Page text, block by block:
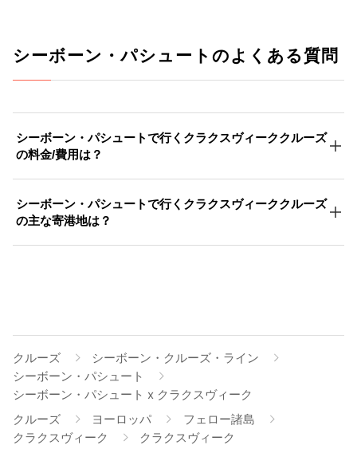
シーボーン・パシュートのよくある質問
シーボーン・パシュートで行くクラクスヴィーククルーズ
の料金/費用は？
シーボーン・パシュートで行くクラクスヴィーククルーズ
の主な寄港地は？
クルーズ
シーボーン・クルーズ・ライン
シーボーン・パシュート
シーボーン・パシュート x クラクスヴィーク
クルーズ
ヨーロッパ
フェロー諸島
クラクスヴィーク
クラクスヴィーク